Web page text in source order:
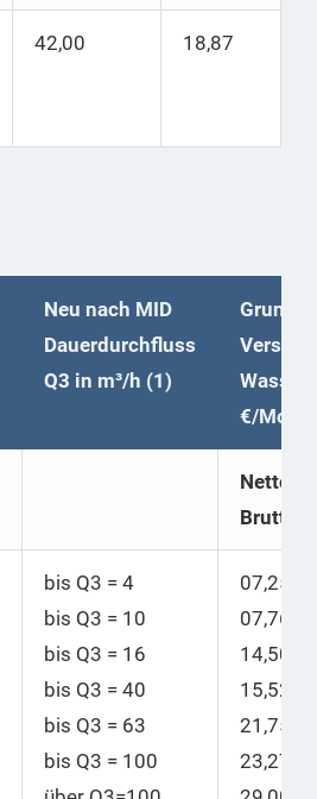
42,00 18,87
Neu nach MID
Dauerdurchfluss
Q3 in m³/h (1)
Wasser
€/Monat
Netto |
Brutto
bis Q3 = 4
bis Q3 = 10
bis Q3 = 16
bis Q3 = 40
bis Q3 = 63
bis Q3 = 100
07,25 |
07,76
14,50 |
15,52
21,75 |
23,27